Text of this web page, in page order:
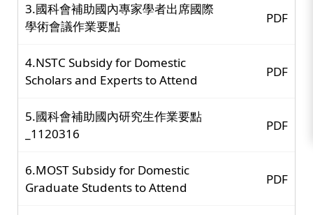
3.國科會補助國內專家學者出席國際
學術會議作業要點
PDF
4.NSTC Subsidy for Domestic
Scholars and Experts to Attend
PDF
5.國科會補助國內研究生作業要點
_1120316
PDF
6.MOST Subsidy for Domestic
Graduate Students to Attend
PDF